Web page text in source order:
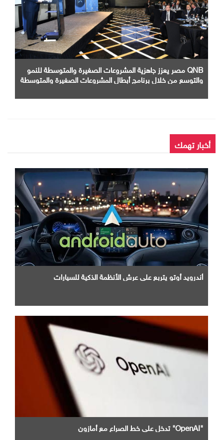
QNB مصر يعزز جاهزية المشروعات الصغيرة والمتوسطة للنمو
والتوسع من خلال برنامج أبطال المشروعات الصغيرة والمتوسطة
أخبار تهمك
أندرويد أوتو يتربع علي عرش الأنظمة الذكية للسيارات
"OpenAI" تدخل علي خط الصراع مع أمازون